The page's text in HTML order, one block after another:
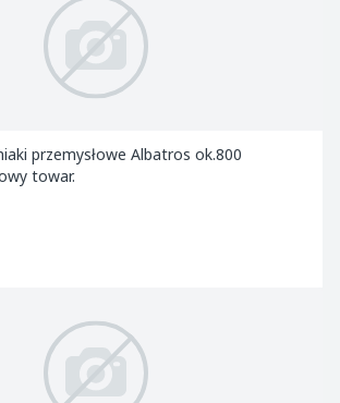
przemysłowe Albatros ok.800
towar.